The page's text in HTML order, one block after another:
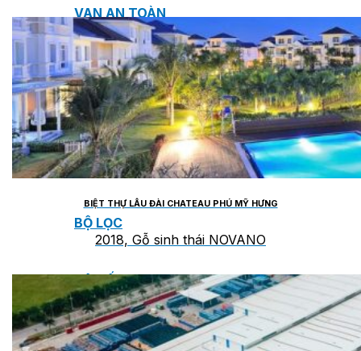
VAN AN TOÀN
VAN ĐIỀU KHIỂN NƯỚC NÓNG
VAN XẢ KHÍ
BỘ LỌC
BỘ NỐI
BIỆT THỰ LÂU ĐÀI CHATEAU PHÚ MỸ HƯNG
2018, Gỗ sinh thái NOVANO